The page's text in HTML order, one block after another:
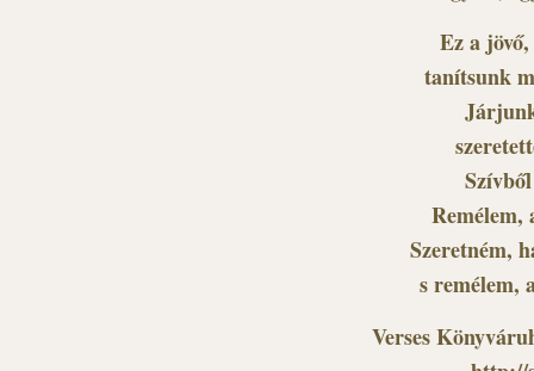
Ez a
tanítsunk
Remélem,
Szeretném,
s remélem,
Verses